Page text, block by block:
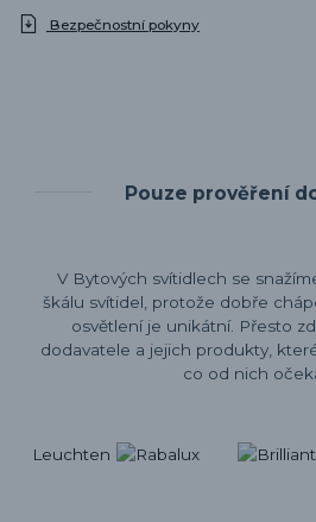
Bezpečnostní pokyny
Pouze prověření
V Bytových svítidlech se
škálu svítidel, protože dobře
osvětlení je unikátní. Přesto
dodavatele a jejich produkty,
co od nich